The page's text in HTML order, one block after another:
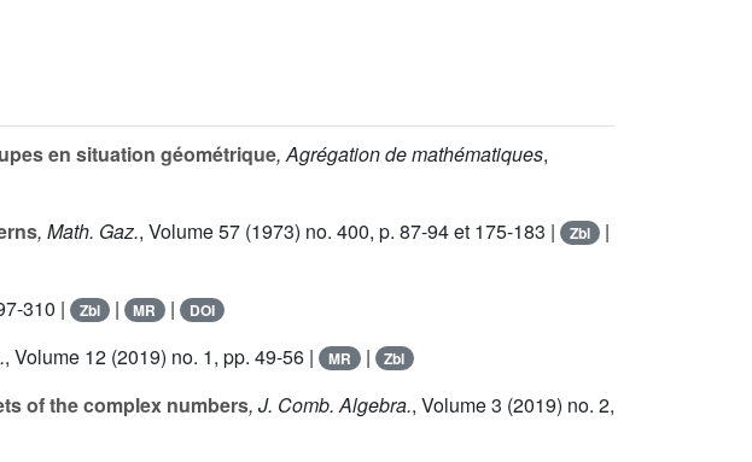
en situation géométrique, Agrégation de mathématiques,
, Math. Gaz., Volume 57 (1973) no. 400, p. 87-94 et 175-183 | Zbl |
310 | Zbl | MR | DOI
, Volume 12 (2019) no. 1, pp. 49-56 | MR | Zbl
of the complex numbers, J. Comb. Algebra., Volume 3 (2019) no. 2,